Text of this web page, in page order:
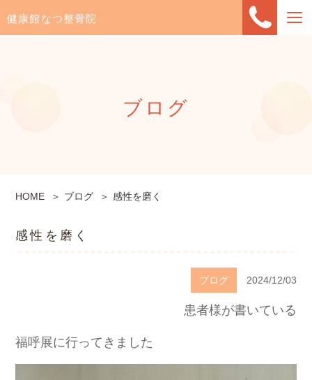
健康館なつ整骨院
ブログ
HOME ブログ 感性を磨く
感性を磨く
ブログ 2024/12/03
患者様が書いている
福呼展に行ってきました